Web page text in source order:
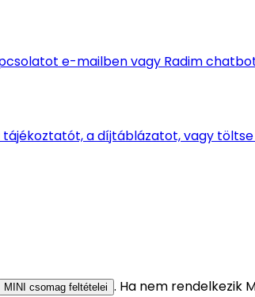
e-mailben vagy Radim
a díjtáblázatot, vagy
MINI csomag feltételei . Ha nem rendelkezik